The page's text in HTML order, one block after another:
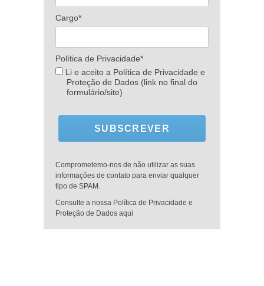
Cargo*
Política de Privacidade*
Li e aceito a Política de Privacidade e
Proteção de Dados (link no final do
formulário/site)
SUBSCREVER
Comprometemo-nos de não utilizar as suas
informações de contato para enviar qualquer
tipo de SPAM.
Consulte a nossa Política de Privacidade e
Proteção de Dados aqui